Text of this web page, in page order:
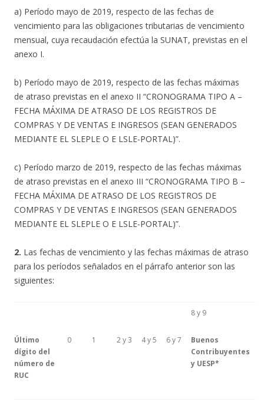
a) Período mayo de 2019, respecto de las fechas de
vencimiento para las obligaciones tributarias de vencimiento
mensual, cuya recaudación efectúa la SUNAT, previstas en el
anexo I.
b) Período mayo de 2019, respecto de las fechas máximas
de atraso previstas en el anexo II “CRONOGRAMA TIPO A –
FECHA MÁXIMA DE ATRASO DE LOS REGISTROS DE
COMPRAS Y DE VENTAS E INGRESOS (SEAN GENERADOS
MEDIANTE EL SLEPLE O E LSLE-PORTAL)”.
c) Período marzo de 2019, respecto de las fechas máximas
de atraso previstas en el anexo III “CRONOGRAMA TIPO B –
FECHA MÁXIMA DE ATRASO DE LOS REGISTROS DE
COMPRAS Y DE VENTAS E INGRESOS (SEAN GENERADOS
MEDIANTE EL SLEPLE O E LSLE-PORTAL)”.
2. Las fechas de vencimiento y las fechas máximas de atraso
para los períodos señalados en el párrafo anterior son las
siguientes:
Último
dígito del
número de
RUC
0 1 2 y 3 4 y 5 6 y 7
8 y 9
Buenos
Contribuyentes
y UESP*